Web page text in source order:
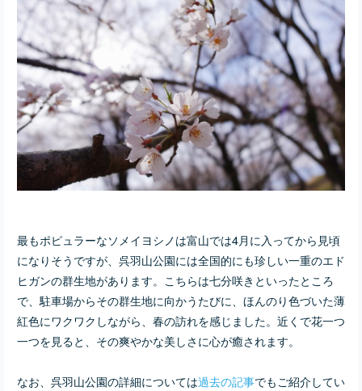
最もポピュラーなソメイヨシノは富山では4月に入ってから見頃
になりそうですが、呉羽山公園には全国的にも珍しい一重のエド
ヒガンの群生地があります。こちらは七分咲きといったところ
で、駐車場からその群生地に向かうたびに、ほんのり色づいた薄
紅色にワクワクしながら、春の訪れを感じました。近くで花一つ
一つを見ると、その爽やかな美しさに心が癒されます。
なお、呉羽山公園の詳細については過去の記事でもご紹介してい